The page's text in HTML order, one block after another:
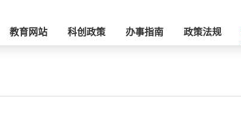
教育网站 科创政策 办事指南 政策法规